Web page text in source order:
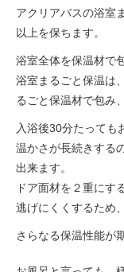
アクリアバスの浴室
以上を保ちます。
浴室全体を保温材で
浴室まるごと保温は
るごと保温材で包み、
入浴後30分たっても
温かさが長続きする
出来ます。
ドア面材を２重にす
逃げにくくするため、
さらなる保温性能が